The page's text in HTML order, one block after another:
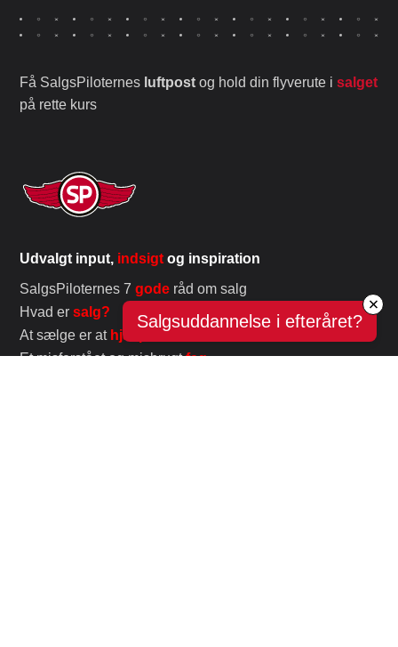
Få SalgsPiloternes luftpost og hold din flyverute isalget
på rette kurs
Udvalgt input, indsigt og inspiration
SalgsPiloternes 7gode råd om salg
Hvad ersalg?
At sælge er at hjælpe!
Et misforstået og misbrugtfag
Salgsuddannelse i efteråret?